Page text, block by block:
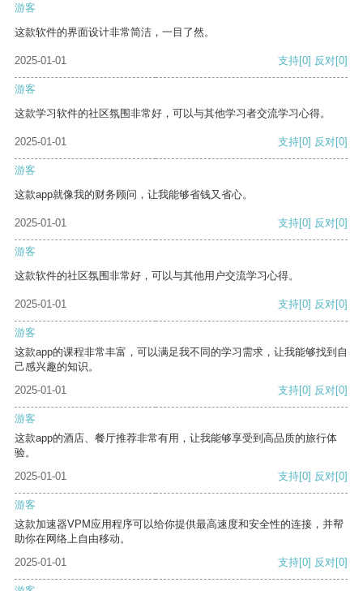
游客
这款软件的界面设计非常简洁，一目了然。
2025-01-01 支持[0] 反对[0]
游客
这款学习软件的社区氛围非常好，可以与其他学习者交流学习心得。
2025-01-01 支持[0] 反对[0]
游客
这款app就像我的财务顾问，让我能够省钱又省心。
2025-01-01 支持[0] 反对[0]
游客
这款软件的社区氛围非常好，可以与其他用户交流学习心得。
2025-01-01 支持[0] 反对[0]
游客
这款app的课程非常丰富，可以满足我不同的学习需求，让我能够找到自
己感兴趣的知识。
2025-01-01
支持[0] 反对[0]
游客
这款app的酒店、餐厅推荐非常有用，让我能够享受到高品质的旅行体
验。
2025-01-01
支持[0] 反对[0]
游客
这款加速器VPM应用程序可以给你提供最高速度和安全性的连接，并帮
助你在网络上自由移动。
2025-01-01
支持[0] 反对[0]